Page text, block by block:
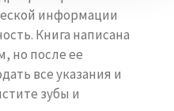
информации
Книга написана
но после ее
все указания и
зубы и